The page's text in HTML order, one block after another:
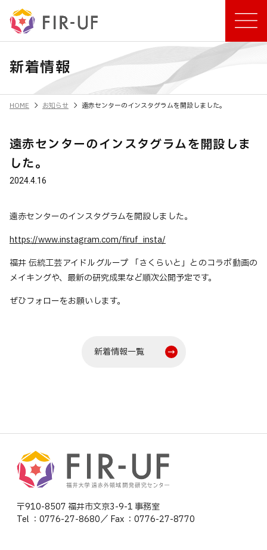
新着情報
HOME chevron_right お知らせ chevron_right 遠赤センターのインスタグラムを開設しました。
遠赤センターのインスタグラムを開設しま
した。
2024.4.16
遠赤センターのインスタグラムを開設しました。
https://www.instagram.com/firuf_insta/
福井 伝統工芸アイドルグループ 「さくらいと」とのコラボ動画の
メイキングや、最新の研究成果など順次公開予定です。
ぜひフォローをお願いします。
新着情報一覧
〒910-8507 福井市文京3-9-1 事務室
Tel ：0776-27-8680／ Fax ：0776-27-8770